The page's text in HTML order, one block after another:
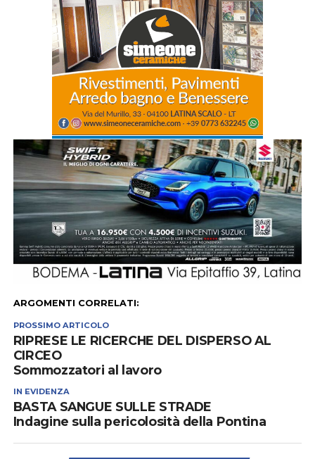
ARGOMENTI CORRELATI:
PROSSIMO ARTICOLO
RIPRESE LE RICERCHE DEL DISPERSO AL
CIRCEO
Sommozzatori al lavoro
IN EVIDENZA
BASTA SANGUE SULLE STRADE
Indagine sulla pericolosità della Pontina